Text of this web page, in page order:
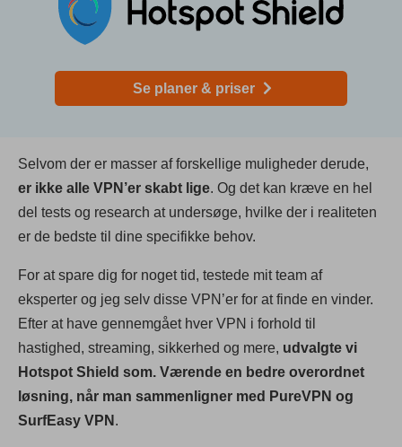
Se planer & priser
Selvom der er masser af forskellige muligheder derude,
er ikke alle VPN’er skabt lige. Og det kan kræve en hel
del tests og research at undersøge, hvilke der i realiteten
er de bedste til dine specifikke behov.
For at spare dig for noget tid, testede mit team af
eksperter og jeg selv disse VPN’er for at finde en vinder.
Efter at have gennemgået hver VPN i forhold til
hastighed, streaming, sikkerhed og mere, udvalgte vi
Hotspot Shield som. Værende en bedre overordnet
løsning, når man sammenligner med PureVPN og
SurfEasy VPN .